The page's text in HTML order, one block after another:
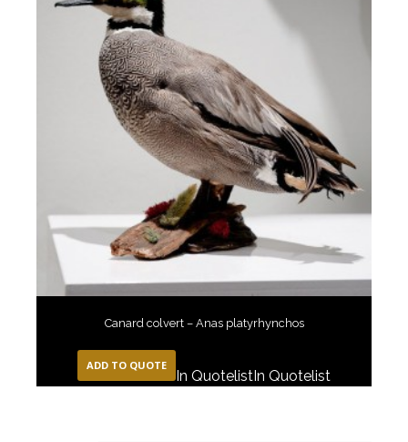
Canard colvert – Anas platyrhynchos
ADD TO QUOTE
In Quotelist In Quotelist